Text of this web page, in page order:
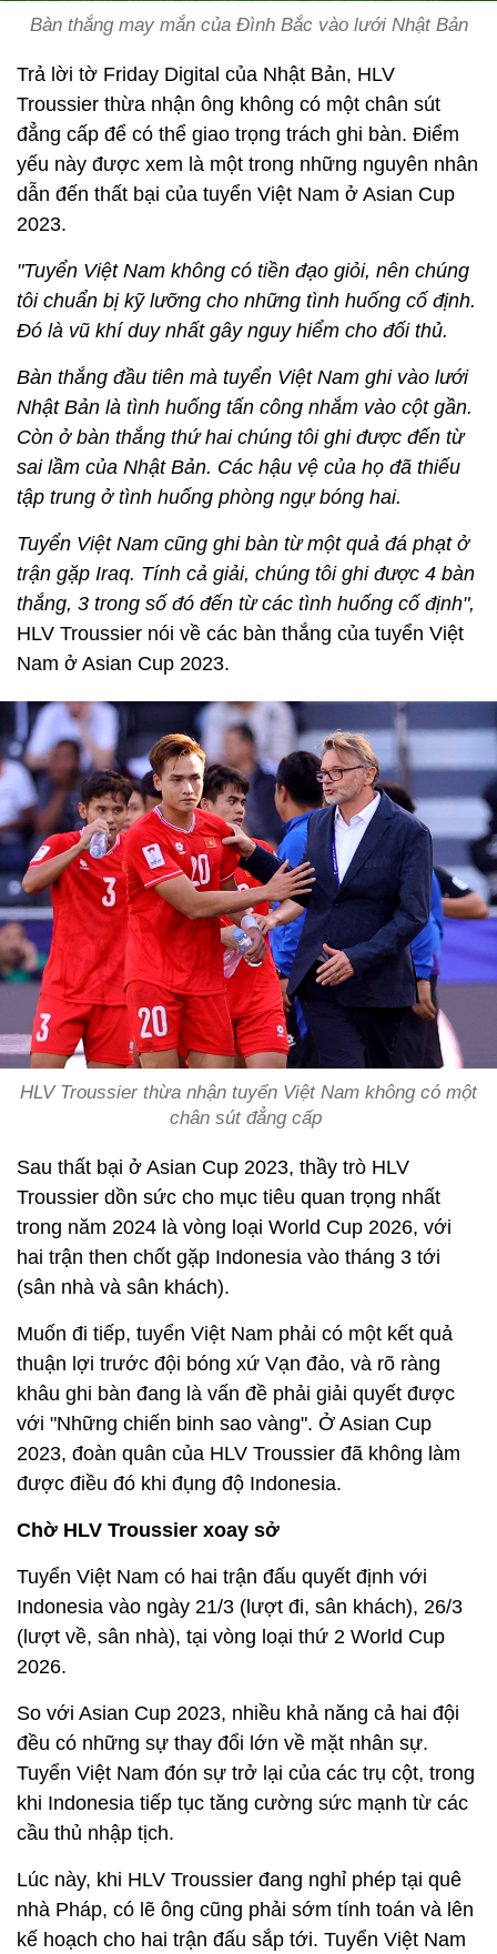
Bàn thắng may mắn của Đình Bắc vào lưới Nhật Bản
Trả lời tờ Friday Digital của Nhật Bản, HLV
Troussier thừa nhận ông không có một chân sút
đẳng cấp để có thể giao trọng trách ghi bàn. Điểm
yếu này được xem là một trong những nguyên nhân
dẫn đến thất bại của tuyển Việt Nam ở Asian Cup
2023.
"Tuyển Việt Nam không có tiền đạo giỏi, nên chúng
tôi chuẩn bị kỹ lưỡng cho những tình huống cố định.
Đó là vũ khí duy nhất gây nguy hiểm cho đối thủ.
Bàn thắng đầu tiên mà tuyển Việt Nam ghi vào lưới
Nhật Bản là tình huống tấn công nhắm vào cột gần.
Còn ở bàn thắng thứ hai chúng tôi ghi được đến từ
sai lầm của Nhật Bản. Các hậu vệ của họ đã thiếu
tập trung ở tình huống phòng ngự bóng hai.
Tuyển Việt Nam cũng ghi bàn từ một quả đá phạt ở
trận gặp Iraq. Tính cả giải, chúng tôi ghi được 4 bàn
thắng, 3 trong số đó đến từ các tình huống cố định",
HLV Troussier nói về các bàn thắng của tuyển Việt
Nam ở Asian Cup 2023.
HLV Troussier thừa nhận tuyển Việt Nam không có một
chân sút đẳng cấp
Sau thất bại ở Asian Cup 2023, thầy trò HLV
Troussier dồn sức cho mục tiêu quan trọng nhất
trong năm 2024 là vòng loại World Cup 2026, với
hai trận then chốt gặp Indonesia vào tháng 3 tới
(sân nhà và sân khách).
Muốn đi tiếp, tuyển Việt Nam phải có một kết quả
thuận lợi trước đội bóng xứ Vạn đảo, và rõ ràng
khâu ghi bàn đang là vấn đề phải giải quyết được
với "Những chiến binh sao vàng". Ở Asian Cup
2023, đoàn quân của HLV Troussier đã không làm
được điều đó khi đụng độ Indonesia.
Chờ HLV Troussier xoay sở
Tuyển Việt Nam có hai trận đấu quyết định với
Indonesia vào ngày 21/3 (lượt đi, sân khách), 26/3
(lượt về, sân nhà), tại vòng loại thứ 2 World Cup
2026.
So với Asian Cup 2023, nhiều khả năng cả hai đội
đều có những sự thay đổi lớn về mặt nhân sự.
Tuyển Việt Nam đón sự trở lại của các trụ cột, trong
khi Indonesia tiếp tục tăng cường sức mạnh từ các
cầu thủ nhập tịch.
Lúc này, khi HLV Troussier đang nghỉ phép tại quê
nhà Pháp, có lẽ ông cũng phải sớm tính toán và lên
kế hoạch cho hai trận đấu sắp tới. Tuyển Việt Nam